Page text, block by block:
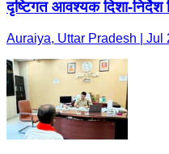
दृष्टिगत आवश्यक दिशा-निर्देश
Auraiya, Uttar Pradesh | Jul